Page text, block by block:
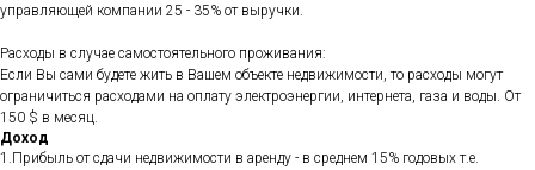
управляющей компании 25 - 35% от выручки.
Расходы в случае самостоятельного проживания:
Если Вы сами будете жить в Вашем объекте недвижимости, то расходы могут
ограничиться расходами на оплату электроэнергии, интернета, газа и воды. От
150 $ в месяц.
Доход
1.Прибыль от сдачи недвижимости в аренду - в среднем 15% годовых т.е.